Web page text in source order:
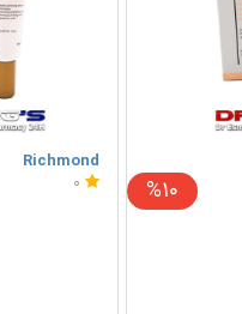
Richmond
0
%10